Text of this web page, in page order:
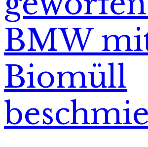
BMW
Biomüll